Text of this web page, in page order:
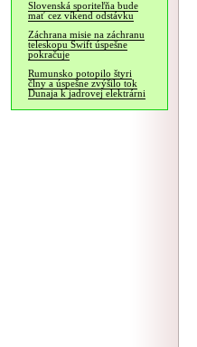
Slovenská sporiteľňa bude
mať cez víkend odstávku
Záchrana misie na záchranu
teleskopu Swift úspešne
pokračuje
Rumunsko potopilo štyri
člny a úspešne zvýšilo tok
Dunaja k jadrovej elektrárni